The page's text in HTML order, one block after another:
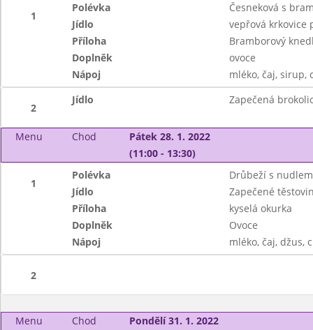
1
Polévka
Česneková s
Jídlo
vepřová krkovice
Příloha
Bramborový
Doplněk
ovoce
Nápoj
mléko, čaj, sirup,
2
Jídlo Zapečená
Menu Chod
Pátek 28. 1. 2022
(11:00 - 13:30)
1
Polévka
Drůbeží s
Jídlo
Zapečené
Příloha
kyselá okurka
Doplněk
Ovoce
Nápoj
mléko, čaj, džus,
2
Menu Chod
Pondělí 31. 1. 2022